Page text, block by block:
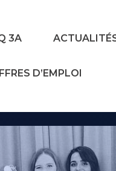
3A
D’EMPLOI